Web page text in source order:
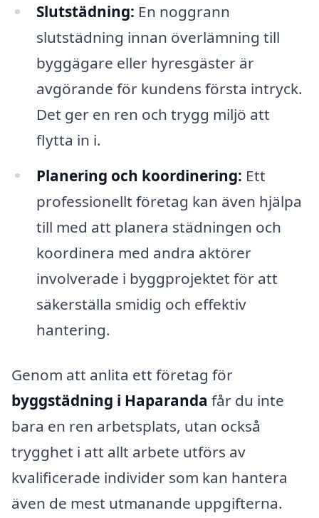
Slutstädning: En noggrann
slutstädning innan överlämning till
byggägare eller hyresgäster är
avgörande för kundens första intryck.
Det ger en ren och trygg miljö att
flytta in i.
Planering och koordinering: Ett
professionellt företag kan även hjälpa
till med att planera städningen och
koordinera med andra aktörer
involverade i byggprojektet för att
säkerställa smidig och effektiv
hantering.
Genom att anlita ett företag för
byggstädning i Haparanda får du inte
bara en ren arbetsplats, utan också
trygghet i att allt arbete utförs av
kvalificerade individer som kan hantera
även de mest utmanande uppgifterna.